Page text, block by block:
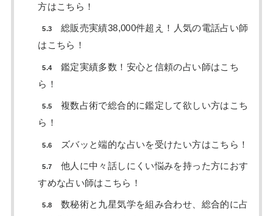
方はこちら！
5.3
総販売実績38,000件超え！人気の電話占い師
はこちら！
5.4
鑑定実績多数！安心と信頼の占い師はこち
ら！
5.5
複数占術で総合的に鑑定して欲しい方はこち
ら！
5.6 ズバッと端的な占いを受けたい方はこちら！
5.7
他人に中々話しにくい悩みを持った方におす
すめな占い師はこちら！
5.8
数秘術と九星気学を組み合わせ、総合的に占